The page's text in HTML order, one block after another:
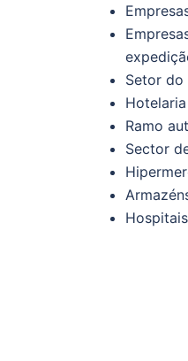
Setor do
Hotelaria
Ramo
Sector